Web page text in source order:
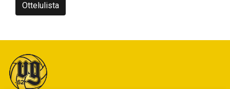
Ottelulista